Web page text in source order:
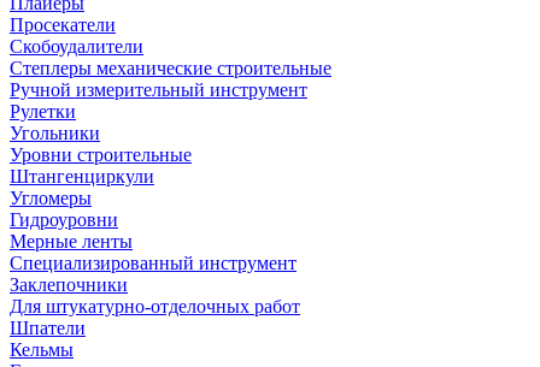
Просекатели
Скобоудалители
Степлеры механические строительные
Ручной измерительный инструмент
Рулетки
Угольники
Уровни строительные
Штангенциркули
Угломеры
Гидроуровни
Мерные ленты
Специализированный инструмент
Заклепочники
Для штукатурно-отделочных работ
Шпатели
Кельмы